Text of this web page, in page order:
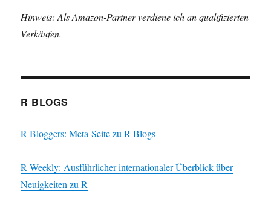
Hinweis: Als Amazon-Partner verdiene ich an qualifizierten
Verkäufen.
R BLOGS
R Bloggers: Meta-Seite zu R Blogs
R Weekly: Ausführlicher internationaler Überblick über
Neuigkeiten zu R